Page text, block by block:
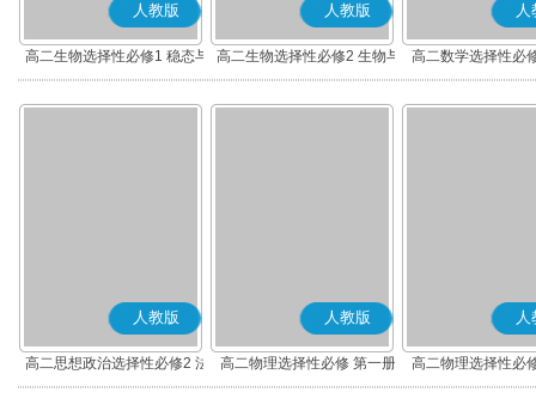
人教版
高二生物选择性必修1 稳态与
调节
人教版
高二生物选择性必修2 生物与
环境
人
高二数学选择性必
(A版)
人教版
高二思想政治选择性必修2 法
律与生活(部编版)
人教版
高二物理选择性必修 第一册
人
高二物理选择性必